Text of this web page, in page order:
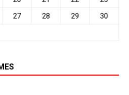
27 28 29 30